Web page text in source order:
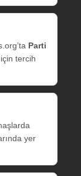
Parti
tercih
yer